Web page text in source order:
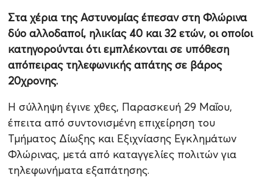
Στα χέρια της Αστυνομίας έπεσαν στη Φλώρινα
δύο αλλοδαποί, ηλικίας 40 και 32 ετών, οι οποίοι
κατηγορούνται ότι εμπλέκονται σε υπόθεση
απόπειρας τηλεφωνικής απάτης σε βάρος
20χρονης.
Η σύλληψη έγινε χθες, Παρασκευή 29 Μαΐου,
έπειτα από συντονισμένη επιχείρηση του
Τμήματος Δίωξης και Εξιχνίασης Εγκλημάτων
Φλώρινας, μετά από καταγγελίες πολιτών για
τηλεφωνήματα εξαπάτησης.